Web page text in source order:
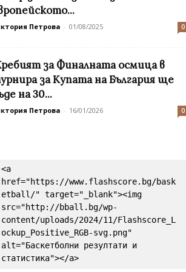
Петрова - 01/08/2025 0
за Финалната осмица в
за Купата на България ще
на 30...
Петрова - 16/01/2026 0
<a
href="https://www.flashscore.bg/bask
etball/" target="_blank"><img
src="http://bball.bg/wp-
content/uploads/2024/11/Flashscore_L
ockup_Positive_RGB-svg.png"
alt="Баскетболни резултати и
статистика"></a>